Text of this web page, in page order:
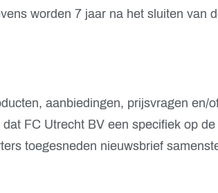
worden 7 jaar na het sluiten van
aanbiedingen, prijsvragen en/
FC Utrecht BV een specifiek op de
toegesneden nieuwsbrief